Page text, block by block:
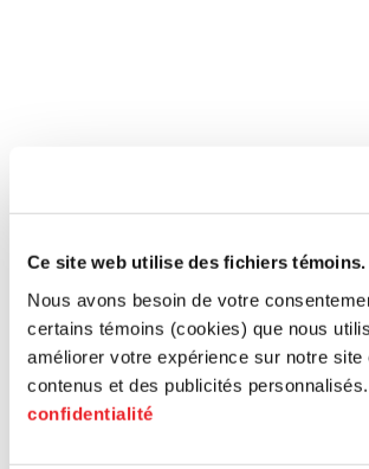
Ce site web utilise des fichiers témoins.
Nous avons besoin de votre
certains témoins (cookies) que nous
améliorer votre expérience sur notre site
contenus et des publicités personnalisés.
confidentialité